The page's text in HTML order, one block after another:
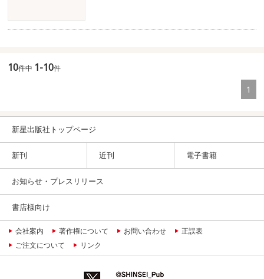
10件中 1-10件
1
新星出版社トップページ
新刊 近刊 電子書籍
お知らせ・プレスリリース
書店様向け
会社案内 著作権について お問い合わせ
正誤表
ご注文について
リンク